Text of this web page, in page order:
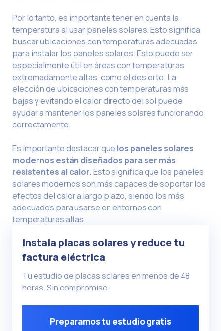
Por lo tanto, es importante tener en cuenta la
temperatura al usar paneles solares. Esto significa
buscar ubicaciones con temperaturas adecuadas
para instalar los paneles solares. Esto puede ser
especialmente útil en áreas con temperaturas
extremadamente altas, como el desierto. La
elección de ubicaciones con temperaturas más
bajas y evitando el calor directo del sol puede
ayudar a mantener los paneles solares funcionando
correctamente.
Es importante destacar que los paneles solares
modernos están diseñados para ser más
resistentes al calor. Esto significa que los paneles
solares modernos son más capaces de soportar los
efectos del calor a largo plazo, siendo los más
adecuados para usarse en entornos con
temperaturas altas.
Instala placas solares y reduce tu
factura eléctrica
Tu estudio de placas solares en menos de 48
horas. Sin compromiso.
Preparamos tu estudio gratis